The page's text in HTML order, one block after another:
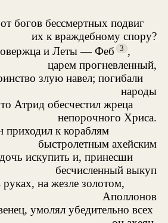
богов бессмертных подвиг
их к враждебному спору?
и Леты — Феб
3 ,
царем прогневленный,
злую навел; погибали
народы
Атрид обесчестил жреца
непорочного Хриса.
приходил к кораблям
быстролетным ахейским
искупить и, принесши
бесчисленный выкуп
на жезле золотом,
Аполлонов
умолял убедительно всех